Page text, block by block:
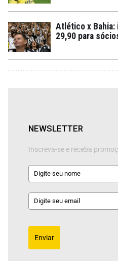
Atlético x Bahia:
29,90 para
NEWSLETTER
Inscreva-se e receba
Enviar